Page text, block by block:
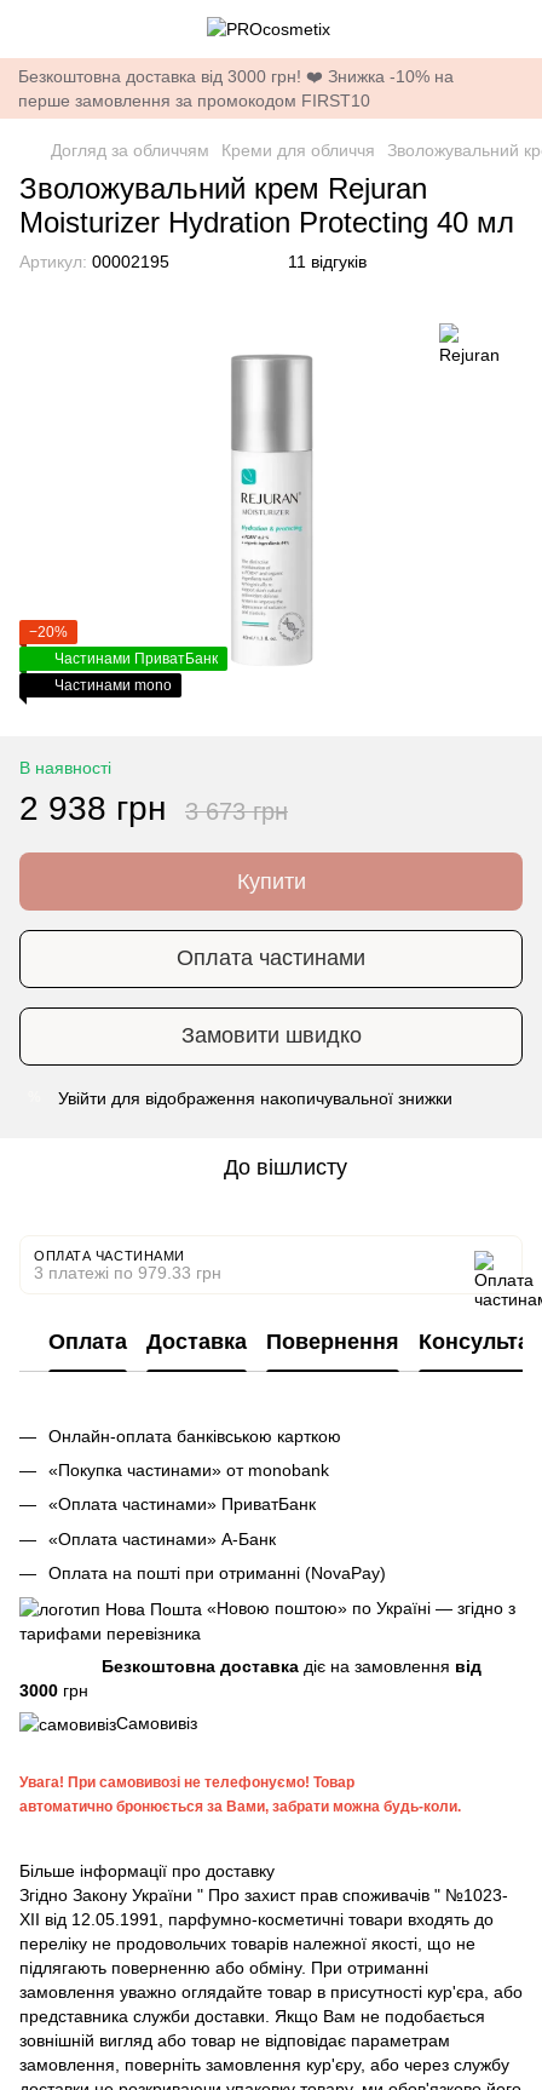
Безкоштовна доставка від 3000 грн! ❤️ Знижка -10% на
перше замовлення за промокодом FIRST10
Догляд за обличчям Креми для обличчя Зволожувальний
Зволожувальний крем Rejuran
Moisturizer Hydration Protecting 40 мл
Артикул: 00002195 11 відгуків
−20%
Частинами ПриватБанк
Частинами mono
В наявності
2 938 грн 3 673 грн
Купити
Оплата частинами
Замовити швидко
Увійти для відображення накопичувальної знижки
До вішлисту
ОПЛАТА ЧАСТИНАМИ
3 платежі по 979.33 грн
Оплата Доставка Повернення
Онлайн-оплата банківською карткою
«Покупка частинами» от monobank
«Оплата частинами» ПриватБанк
«Оплата частинами» А-Банк
Оплата на пошті при отриманні (NovaPay)
«Новою поштою» по Україні — згідно з
тарифами перевізника
Безкоштовна доставка діє на замовлення від
3000 грн
Самовивіз
Увага! При самовивозі не телефонуємо! Товар
автоматично бронюється за Вами, забрати можна будь-коли.
Більше інформації про доставку
Згідно Закону України " Про захист прав споживачів " №1023-
XII від 12.05.1991, парфумно-косметичні товари входять до
переліку не продовольчих товарів належної якості, що не
підлягають поверненню або обміну. При отриманні
замовлення уважно оглядайте товар в присутності кур'єра, або
представника служби доставки. Якщо Вам не подобається
зовнішній вигляд або товар не відповідає параметрам
замовлення, поверніть замовлення кур'єру, або через службу